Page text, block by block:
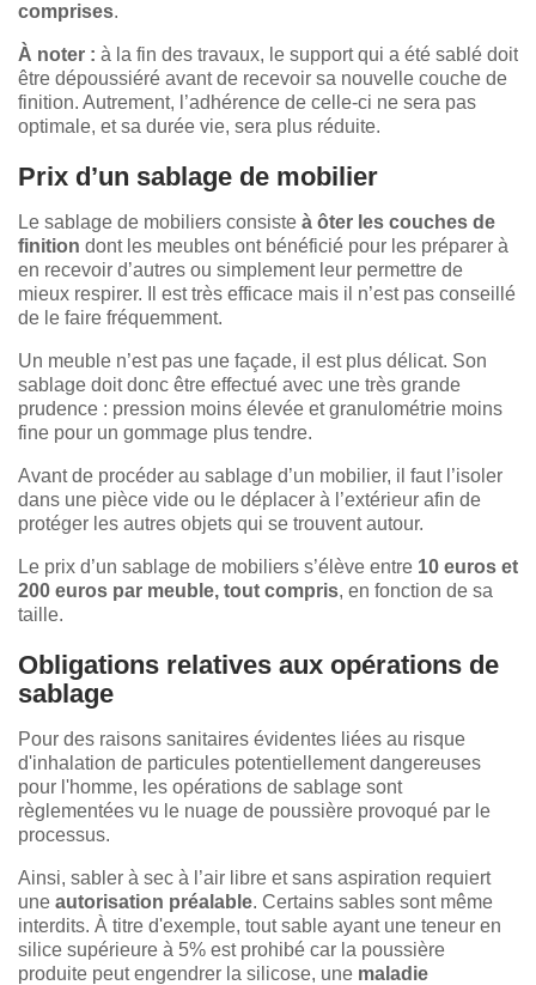
comprises.
À noter : à la fin des travaux, le support qui a été sablé doit
être dépoussiéré avant de recevoir sa nouvelle couche de
finition. Autrement, l’adhérence de celle-ci ne sera pas
optimale, et sa durée vie, sera plus réduite.
Prix d’un sablage de mobilier
Le sablage de mobiliers consiste à ôter les couches de
finition dont les meubles ont bénéficié pour les préparer à
en recevoir d’autres ou simplement leur permettre de
mieux respirer. Il est très efficace mais il n’est pas conseillé
de le faire fréquemment.
Un meuble n’est pas une façade, il est plus délicat. Son
sablage doit donc être effectué avec une très grande
prudence : pression moins élevée et granulométrie moins
fine pour un gommage plus tendre.
Avant de procéder au sablage d’un mobilier, il faut l’isoler
dans une pièce vide ou le déplacer à l’extérieur afin de
protéger les autres objets qui se trouvent autour.
Le prix d’un sablage de mobiliers s’élève entre 10 euros et
200 euros par meuble, tout compris, en fonction de sa
taille.
Obligations relatives aux opérations de
sablage
Pour des raisons sanitaires évidentes liées au risque
d'inhalation de particules potentiellement dangereuses
pour l'homme, les opérations de sablage sont
règlementées vu le nuage de poussière provoqué par le
processus.
Ainsi, sabler à sec à l’air libre et sans aspiration requiert
une autorisation préalable. Certains sables sont même
interdits. À titre d'exemple, tout sable ayant une teneur en
silice supérieure à 5% est prohibé car la poussière
produite peut engendrer la silicose, une maladie